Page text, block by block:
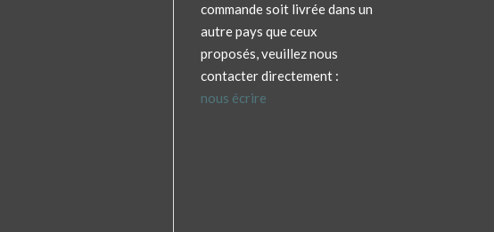
commande soit livrée dans un
autre pays que ceux
proposés, veuillez nous
contacter directement :
nous écrire